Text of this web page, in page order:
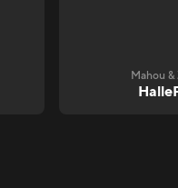
Mahou &